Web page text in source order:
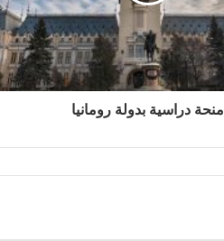
منحة دراسية بدولة رومانيا